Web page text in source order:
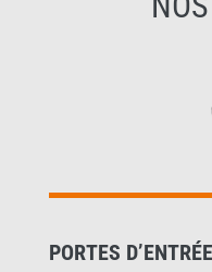
PORTES D’ENTRÉE